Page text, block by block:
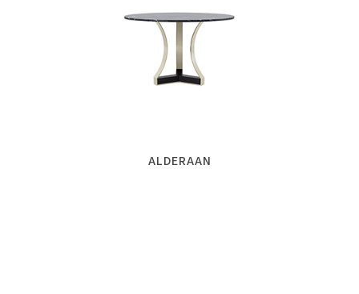
ALDERAAN